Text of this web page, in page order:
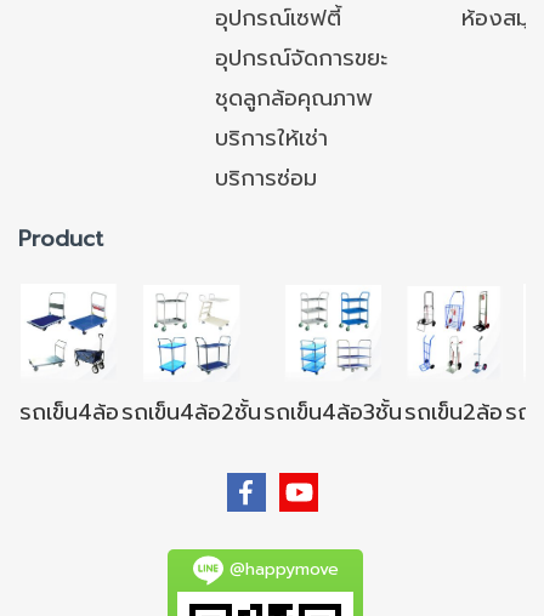
อุปกรณ์เซฟตี้
ห้องสมุ
อุปกรณ์จัดการขยะ
ชุดลูกล้อคุณภาพ
บริการให้เช่า
บริการซ่อม
Product
รถเข็น4ล้อรถเข็น4ล้อ2ชั้นรถเข็น4ล้อ3ชั้นรถเข็น2ล้อรถ
@happymove